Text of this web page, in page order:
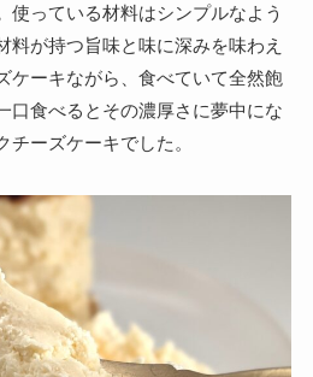
使っている材料はシンプルなよう
料が持つ旨味と味に深みを味わえ
ケーキながら、食べていて全然飽
口食べるとその濃厚さに夢中にな
チーズケーキでした。